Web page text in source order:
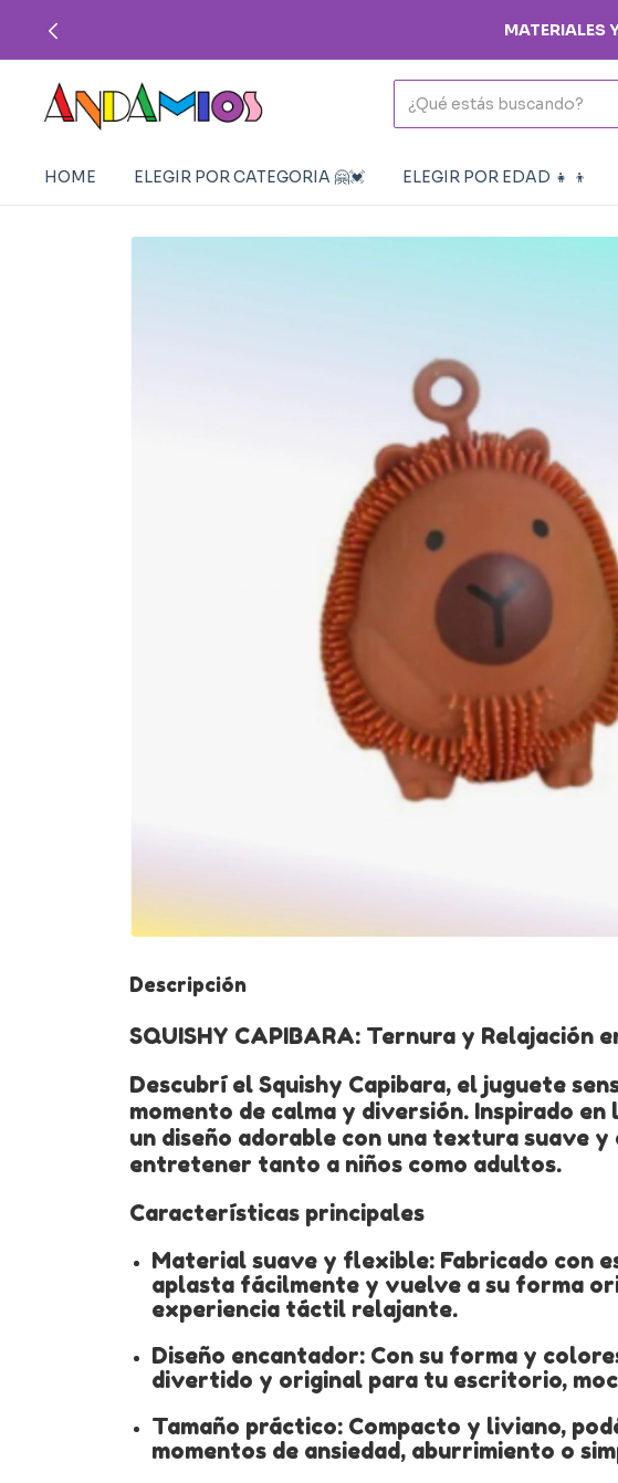
HOME ELEGIR POR CATEGORIA 🤗💓 ELEGIR POR EDAD 👧 👦
Descripción
SQUISHY CAPIBARA: Ternura y Relajación
Descubrí el Squishy Capibara, el juguete
momento de calma y diversión. Inspirado
un diseño adorable con una textura suave
entretener tanto a niños como adultos.
Características principales
Material suave y flexible: Fabricado con
aplasta fácilmente y vuelve a su forma
experiencia táctil relajante.
Diseño encantador: Con su forma y
divertido y original para tu escritorio,
Tamaño práctico: Compacto y liviano,
momentos de ansiedad, aburrimiento o